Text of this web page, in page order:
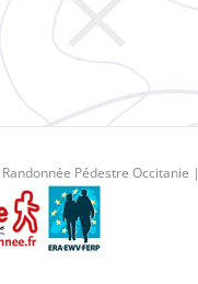
Pédestre Occitanie |